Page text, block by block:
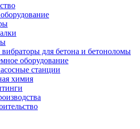
для бетона и бетоноломы
оборудование
станции
химия